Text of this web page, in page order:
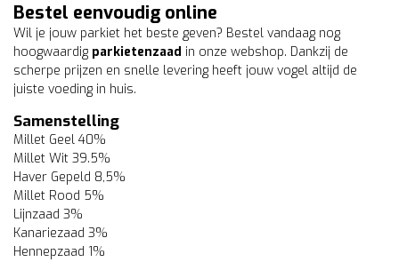
Bestel eenvoudig online
Wil je jouw parkiet het beste geven? Bestel vandaag nog
hoogwaardig parkietenzaad in onze webshop. Dankzij de
scherpe prijzen en snelle levering heeft jouw vogel altijd de
juiste voeding in huis.
Samenstelling
Millet Geel 40%
Millet Wit 39.5%
Haver Gepeld 8,5%
Millet Rood 5%
Lijnzaad 3%
Kanariezaad 3%
Hennepzaad 1%